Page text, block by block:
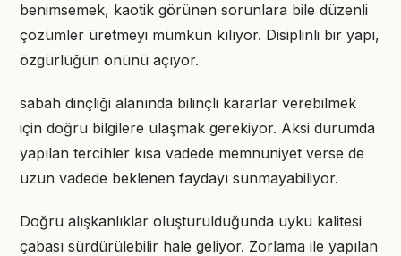
benimsemek, kaotik görünen sorunlara bile düzenli
çözümler üretmeyi mümkün kılıyor. Disiplinli bir yapı,
özgürlüğün önünü açıyor.
sabah dinçliği alanında bilinçli kararlar verebilmek
için doğru bilgilere ulaşmak gerekiyor. Aksi durumda
yapılan tercihler kısa vadede memnuniyet verse de
uzun vadede beklenen faydayı sunmayabiliyor.
Doğru alışkanlıklar oluşturulduğunda uyku kalitesi
çabası sürdürülebilir hale geliyor. Zorlama ile yapılan